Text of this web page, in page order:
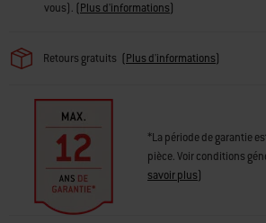
vous). (Plus d'informations)
Retours gratuits (Plus d'informations)
*La période de garantie
pièce. Voir conditions
savoir plus)